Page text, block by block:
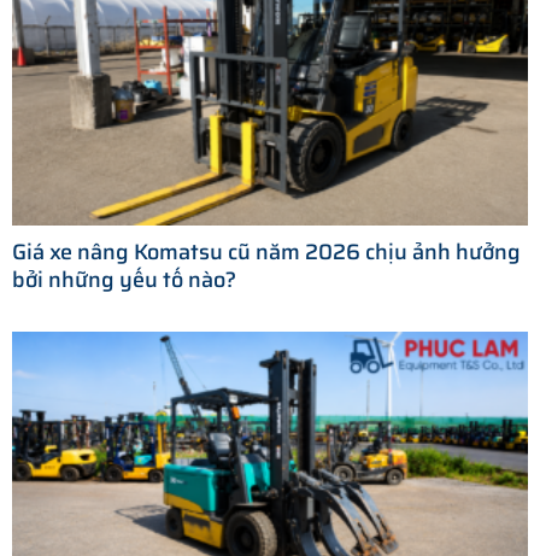
Giá xe nâng Komatsu cũ năm 2026 chịu ảnh hưởng
bởi những yếu tố nào?